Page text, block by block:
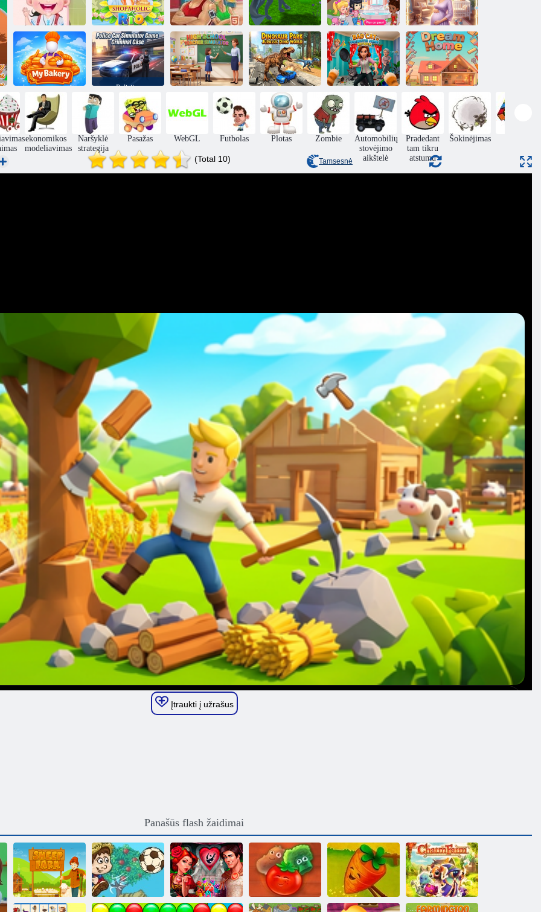
Kūdikių Šviesiai
ruda mokykla
Higiena
Shopaholic Rio
Sporto
treniruotės XL
Vilkų
simuliatorius
Merginos žaisti
miestą
Nėščios motinos
simuliatorius
Mano kepykla
Policijos
automobilio
simuliatoriaus
žaidimas
Baudžiamoji
byla
Vidurinės
mokyklos
Dinozaurų
parkas Juros
periodo dino
pasaulis
Blogos katės
pokštautojų
mamos grįžta
Svajonių namai
ekonomikos
modeliavimas
Naršyklė
strategija
Pasažas WebGL Futbolas Plotas Zombie
Automobilių
stovėjimo
aikštelė
Pradedant
tam tikru
atstumu
Šokinėjimas
(Total 10) Tamsesnė
Įtraukti į užrašus
Panašūs flash žaidimai